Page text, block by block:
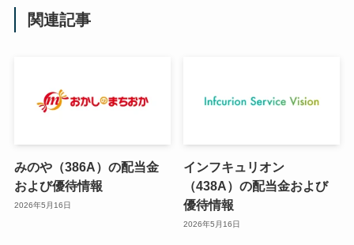
関連記事
みのや（386A）の配当金
および優待情報
2026年5月16日
インフキュリオン
（438A）の配当金および
優待情報
2026年5月16日